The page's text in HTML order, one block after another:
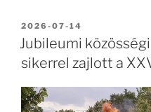
BEKÜLDVE:
2026-07-14
Jubileumi
sikerrel zajlott a